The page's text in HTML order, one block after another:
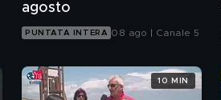
agosto
PUNTATA INTERA 08 ago | Canale 5
10 MIN